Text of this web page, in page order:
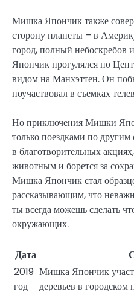
Мишка Япончик также
сторону планеты – в
город, полный небоскребов
Япончик прогулялся по
видом на Манхэттен. Он
поучаствовал в съемках
Но приключения Мишки
только поездками по
в благотворительных
животным и борется за
Мишка Япончик стал
рассказывающим, что
ты всегда можешь сделать
окружающих.
Дата
2019
год
Мишка Япончик
деревьев в городском